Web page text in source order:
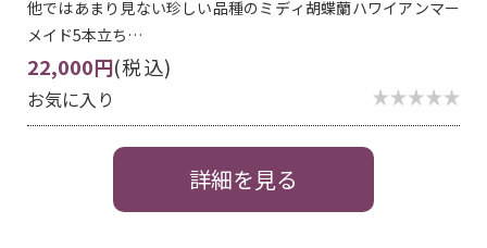
他ではあまり見ない珍しい品種のミディ胡蝶蘭ハワイアンマー
メイド5本立ち…
22,000円(税込)
お気に入り
詳細を見る